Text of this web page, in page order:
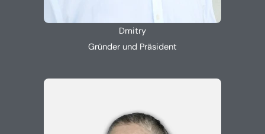
Dmitry
Gründer und Präsident